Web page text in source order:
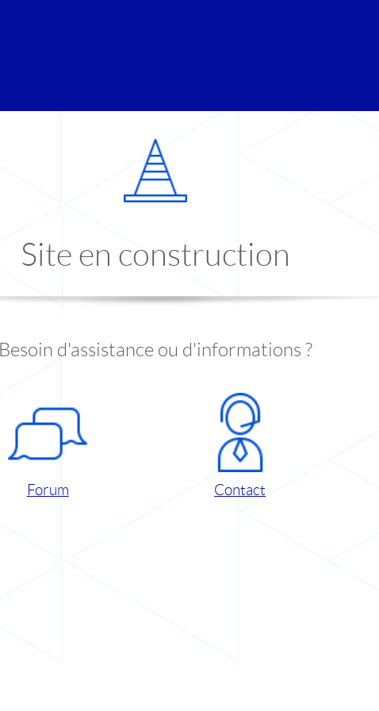
Site en construction
Besoin d'assistance ou d'informations ?
Forum Contact